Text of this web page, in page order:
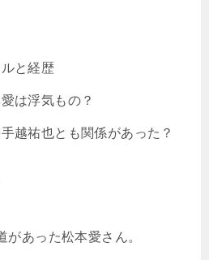
と経歴
は浮気もの？
越祐也とも関係があった？
があった松本愛さん。